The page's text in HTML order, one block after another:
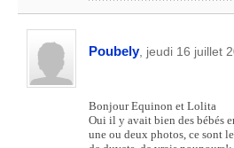
Poubely, jeudi 16 juillet
Bonjour Equinon et Lolita
Oui il y avait bien des bébés
une ou deux photos, ce sont